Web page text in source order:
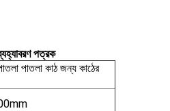
পত্রক
পাতলা কাঠ জন্য কাঠের